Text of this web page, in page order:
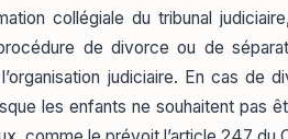
collégiale du tribunal
de divorce ou de
judiciaire. En cas de
les enfants ne souhaitent pas